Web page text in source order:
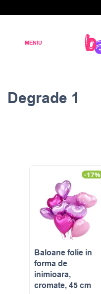
Degrade 1
-17%
Baloane folie in
forma de
inimioara,
cromate, 45 cm